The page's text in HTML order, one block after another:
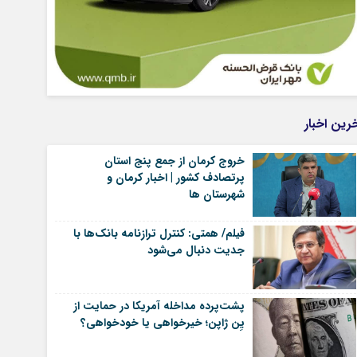
اخبار
خروج کرمان از جمع پنج استان
پرتصادف کشور | اخبار کرمان و
شهرستان ها
فیلم/ همتی: کنترل ترازنامه بانک‌ها با
جدیت دنبال می‌شود
پشت‌پرده مداخله آمریکا در حمایت از
یِن ژاپن؛ خیرخواهی یا خودخواهی؟